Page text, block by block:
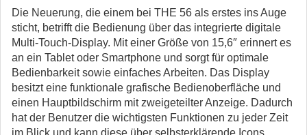
Die Neuerung, die einem bei THE 56 als erstes ins Auge
sticht, betrifft die Bedienung über das integrierte digitale
Multi-Touch-Display. Mit einer Größe von 15,6″ erinnert es
an ein Tablet oder Smartphone und sorgt für optimale
Bedienbarkeit sowie einfaches Arbeiten. Das Display
besitzt eine funktionale grafische Bedienoberfläche und
einen Hauptbildschirm mit zweigeteilter Anzeige. Dadurch
hat der Benutzer die wichtigsten Funktionen zu jeder Zeit
im Blick und kann diese über selbsterklärende Icons